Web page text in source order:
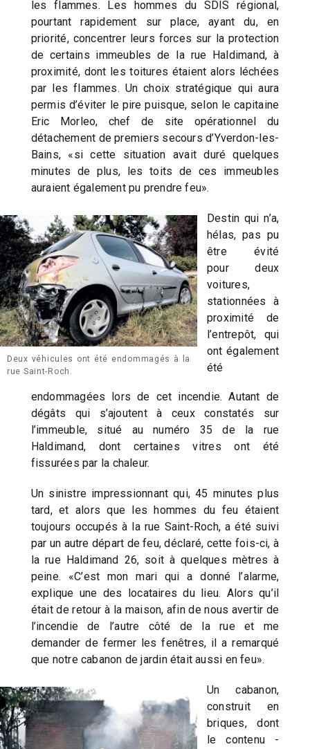
les flammes. Les hommes du SDIS régional,
pourtant rapidement sur place, ayant du, en
priorité, concentrer leurs forces sur la protection
de certains immeubles de la rue Haldimand, à
proximité, dont les toitures étaient alors léchées
par les flammes. Un choix stratégique qui aura
permis d’éviter le pire puisque, selon le capitaine
Eric Morleo, chef de site opérationnel du
détachement de premiers secours d’Yverdon-les-
Bains, «si cette situation avait duré quelques
minutes de plus, les toits de ces immeubles
auraient également pu prendre feu».
Deux véhicules ont été endommagés à la
rue Saint-Roch.
Destin qui n’a,
hélas, pas pu
être évité
pour deux
voitures,
stationnées à
proximité de
l’entrepôt, qui
ont également
été
endommagées lors de cet incendie. Autant de
dégâts qui s’ajoutent à ceux constatés sur
l’immeuble, situé au numéro 35 de la rue
Haldimand, dont certaines vitres ont été
fissurées par la chaleur.
Un sinistre impressionnant qui, 45 minutes plus
tard, et alors que les hommes du feu étaient
toujours occupés à la rue Saint-Roch, a été suivi
par un autre départ de feu, déclaré, cette fois-ci, à
la rue Haldimand 26, soit à quelques mètres à
peine. «C’est mon mari qui a donné l’alarme,
explique une des locataires du lieu. Alors qu’il
était de retour à la maison, afin de nous avertir de
l’incendie de l’autre côté de la rue et me
demander de fermer les fenêtres, il a remarqué
que notre cabanon de jardin était aussi en feu».
Un cabanon,
construit en
briques, dont
le contenu -